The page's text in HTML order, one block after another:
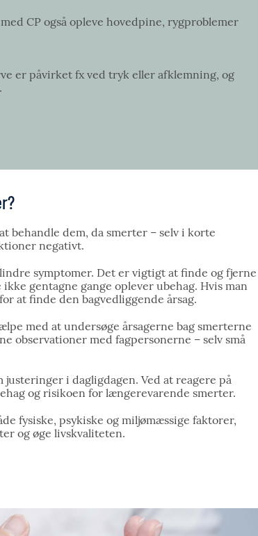
CP også opleve hovedpine, rygproblemer
er påvirket fx ved tryk eller afklemning, og
behandle dem, da smerter – selv i korte
negativt.
symptomer. Det er vigtigt at finde og fjerne
gentagne gange oplever ubehag. Hvis man
at finde den bagvedliggende årsag.
med at undersøge årsagerne bag smerterne
observationer med fagpersonerne – selv små
i dagligdagen. Ved at reagere på
og risikoen for længerevarende smerter.
fysiske, psykiske og miljømæssige faktorer,
og øge livskvaliteten.